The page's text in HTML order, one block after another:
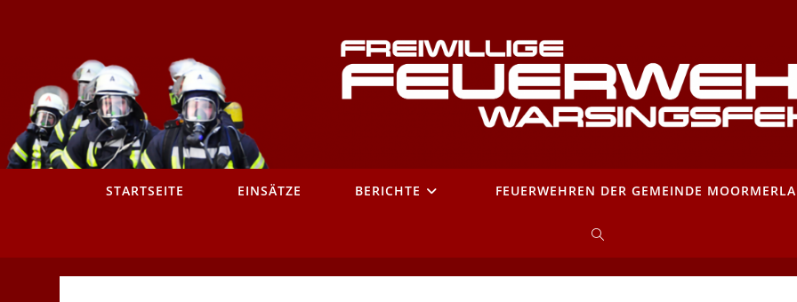
STARTSEITE EINSÄTZE BERICHTE FEUERWEHREN DER GEMEINDE
WEBSITE-
SUCHE